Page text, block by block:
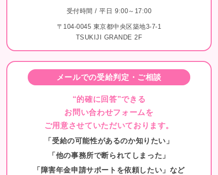
受付時間 / 平日 9:00～17:00
〒104-0045 東京都中央区築地3-7-1
TSUKIJI GRANDE 2F
メールでの受給判定・ご相談
“的確に回答”できる
お問い合わせフォームを
ご用意させていただいております。
「受給の可能性があるのか知りたい」
「他の事務所で断られてしまった」
「障害年金申請サポートを依頼したい」など